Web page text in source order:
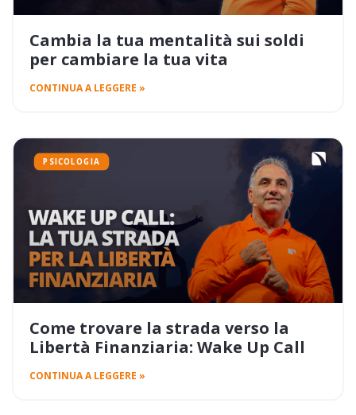
Cambia la tua mentalità sui soldi
per cambiare la tua vita
CONTINUA A LEGGERE »
PSICOLOGIA
Come trovare la strada verso la
Libertà Finanziaria: Wake Up Call
CONTINUA A LEGGERE »